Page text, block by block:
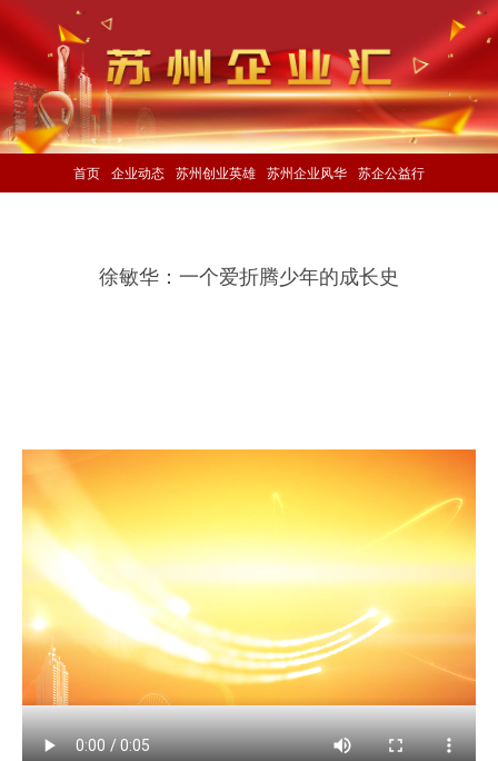
首页 企业动态 苏州创业英雄 苏州企业风华 苏企公益行
徐敏华：一个爱折腾少年的成长史